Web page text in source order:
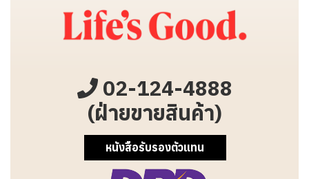
02-124-4888
(ฝ่ายขายสินค้า)
หนังสือรับรองตัวแทน